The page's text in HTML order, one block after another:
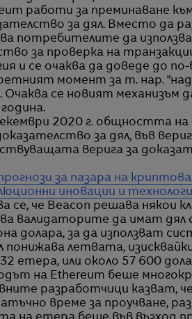
работи за преминаване
за дял. Вместо да
потребителите да
за проверка на
и се очаква да доведе до
момент за т. нар.
Очаква се новият механизъм
2020 г. общността на
за дял, във
верига за
за пазара на
иновации и
се, че Beacon решава някои
валидаторите да имат дял
долара, за да използват
понижава летвата,
етера, или около 57 600
на Ethereum беше
разработчици казват,
време за проучване,